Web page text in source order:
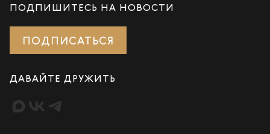
ПОДПИШИТЕСЬ НА НОВОСТИ
ПОДПИСАТЬСЯ
ДАВАЙТЕ ДРУЖИТЬ